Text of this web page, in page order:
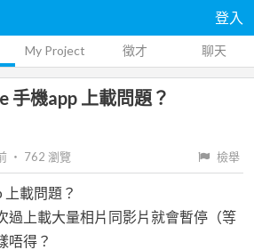
登入
My Project 徵才 聊天
手機app 上載問題？
‧ 762 瀏覽 檢舉
上載問題？
過上載大量相片同影片就會暫停（等
唔得？